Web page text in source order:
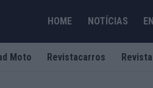
HOME NOTÍCIAS
Moto Revistacarros